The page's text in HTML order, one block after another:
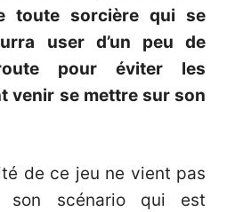
toute sorcière qui se
user d’un peu de
pour éviter les
venir se mettre sur son
de ce jeu ne vient pas
son scénario qui est